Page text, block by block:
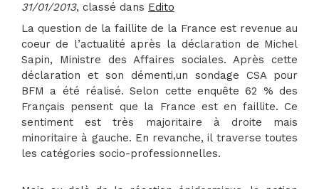
31/01/2013, classé dans Edito
La question de la faillite de la France est revenue au
coeur de l’actualité après la déclaration de Michel
Sapin, Ministre des Affaires sociales. Après cette
déclaration et son démenti,un sondage CSA pour
BFM a été réalisé. Selon cette enquête 62 % des
Français pensent que la France est en faillite. Ce
sentiment est très majoritaire à droite mais
minoritaire à gauche. En revanche, il traverse toutes
les catégories socio-professionnelles.